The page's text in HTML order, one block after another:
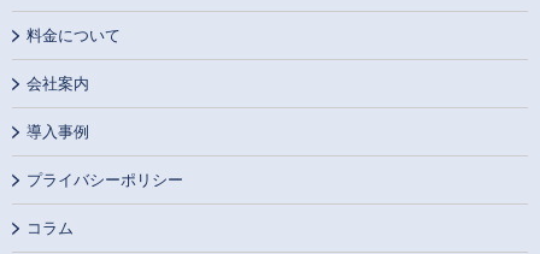
料金について
会社案内
導入事例
プライバシーポリシー
コラム